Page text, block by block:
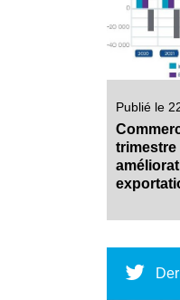
Publié le
trimestre